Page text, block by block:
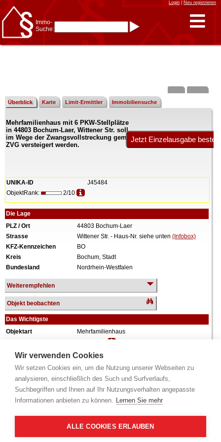
Wir verwenden Cookies
Wir setzen Cookies ein, um die Nutzung unserer Webseiten zu
analysieren, einschließlich des Such und Surfverlaufs,
Suchbegriffen und Ihnen auf Ihr Nutzungsverhalten angepasste
Informationen anbieten zu können. Lernen Sie mehr
ALLE COOKIES ERLAUBEN
Login| Neu registrieren
Immo-
Suche:
z.B.:15 Frankfurtfür
Frankfurt/Oder
und6 Frankfurtfür Frankfurt
Immobiliensuche
nach Kreis
nach Amtsgericht
Überblick Karte Limit-Ermittler Immobiliensuche
Mehrfamilienhaus mit 6 PKW-Stellplätze
in 44803 Bochum-Laer, Wittener Str. soll
im Wege der Zwangsvollstreckung gemäß
ZVG versteigert werden.
UNIKA-ID
J45484
ObjektRank:
2/10
Die Lage
PLZ / Ort
44803 Bochum-Laer
Strasse
Wittener Str. - Haus-Nr. siehe unten (Infobox)
KFZ-Kennzeichen
BO
Kreis
Bochum, Stadt
Bundesland
Nordrhein-Westfalen
Weiterempfehlen
Objekt beobachten
Das Wichtigste
Objektart
Mehrfamilienhaus
Wiederholungstermin
Nein
unbekannt
Grundstück
Wohnfläche
354 m²
Weiteres
3 Geschosse, vollunterkellert, 6 PKW-
sowie Hofgebäude mit drei 1-Raum-
Appartments, Umbauten teilweise